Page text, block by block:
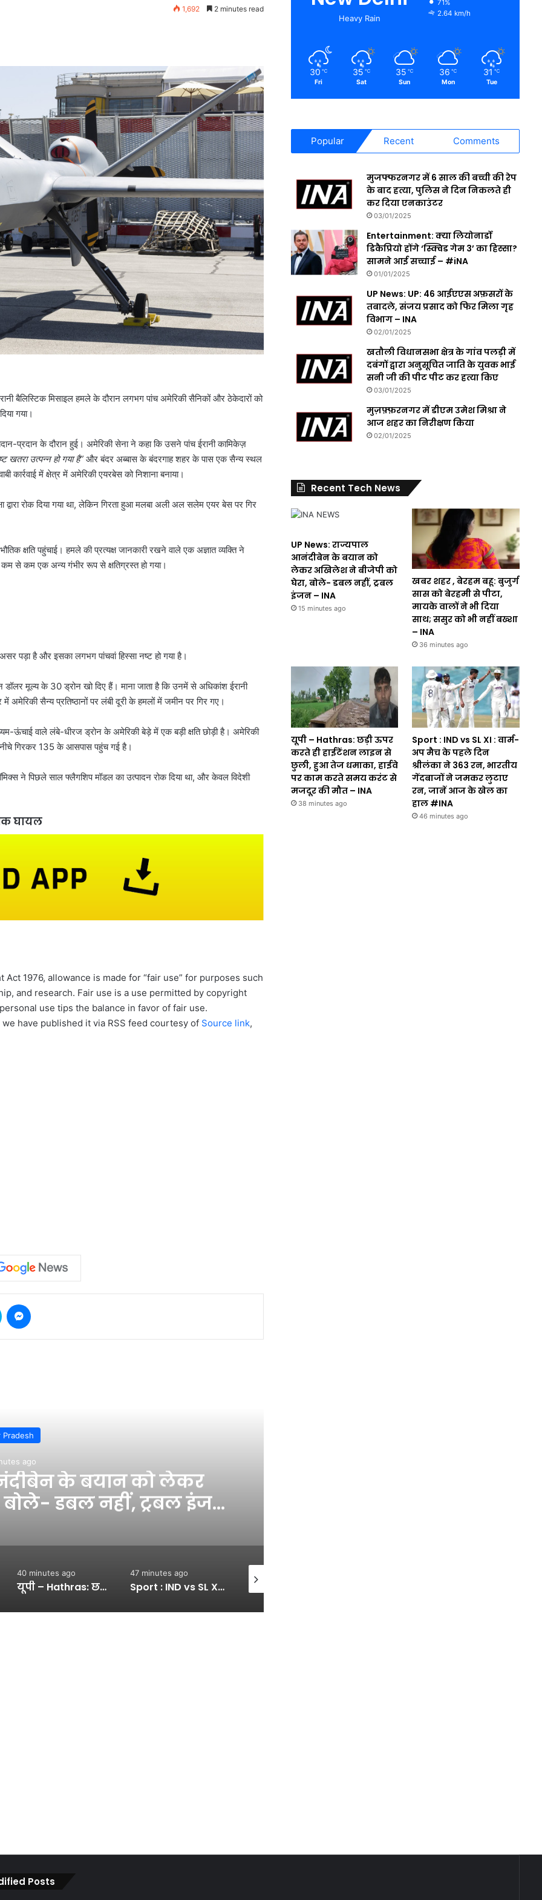
1,692 2 minutes read
बैलिस्टिक मिसाइल हमले के दौरान लगभग पांच अमेरिकी सैनिकों और ठेकेदारों को
गया।
प्रदान के दौरान हुई। अमेरिकी सेना ने कहा कि उसने पांच ईरानी कामिकेज़
उत्पन्न हो गया है” और बंदर अब्बास के बंदरगाह शहर के पास एक सैन्य स्थल
कार्रवाई में क्षेत्र में अमेरिकी एयरबेस को निशाना बनाया।
द्वारा रोक दिया गया था, लेकिन गिरता हुआ मलबा अली अल सलेम एयर बेस पर गिर
क्षति पहुंचाई। हमले की प्रत्यक्ष जानकारी रखने वाले एक अज्ञात व्यक्ति ने
से कम एक अन्य गंभीर रूप से क्षतिग्रस्त हो गया।
पड़ा है और इसका लगभग पांचवां हिस्सा नष्ट हो गया है।
मूल्य के 30 ड्रोन खो दिए हैं। माना जाता है कि उनमें से अधिकांश ईरानी
अमेरिकी सैन्य प्रतिष्ठानों पर लंबी दूरी के हमलों में जमीन पर गिर गए।
ऊंचाई वाले लंबे-धीरज ड्रोन के अमेरिकी बेड़े में एक बड़ी क्षति छोड़ी है। अमेरिकी
नीचे गिरकर 135 के आसपास पहुंच गई है।
ने पिछले साल फ्लैगशिप मॉडल का उत्पादन रोक दिया था, और केवल विदेशी
घायल
1976, allowance is made for “fair use” for purposes such
and research. Fair use is a use permitted by copyright
use tips the balance in favor of fair use.
we have published it via RSS feed courtesy of Source link,
Pradesh
ago
के बयान को लेकर
डबल नहीं, ट्रबल इंजन
40 minutes ago
यूपी – Hathras: छड़ी ऊपर करते ही हाईटेंशन लाइन से छुली, हुआ तेज धमाका, हाईवे पर काम करते समय करंट से मजदूर की मौत – INA
47 minutes ago
Sport : IND vs SL XI : वार्म-अप मैच के पहले दिन श्रीलंका ने 363 रन, भारतीय गेंदबाजों ने जमकर लुटाए रन, जानें आज के खेल का हाल #INA
Heavy Rain
71%
2.64 km/h
30 ℃
Fri
35 ℃
Sat
35 ℃
Sun
36 ℃
Mon
31 ℃
Tue
Popular Recent Comments
मुजफ्फरनगर में 6 साल की बच्ची की रेप
के बाद हत्या, पुलिस ने दिन निकलते ही
कर दिया एनकाउंटर
03/01/2025
Entertainment: क्या लियोनार्डो
डिकैप्रियो होंगे ‘स्क्विड गेम 3’ का हिस्सा?
सामने आई सच्चाई – #iNA
01/01/2025
UP News: UP: 46 आईएएस अफ़सरों के
तबादले, संजय प्रसाद को फिर मिला गृह
विभाग – INA
02/01/2025
खतौली विधानसभा क्षेत्र के गांव पलड़ी में
दबंगों द्वारा अनुसूचित जाति के युवक भाई
सनी जी की पीट पीट कर हत्या किए
03/01/2025
मुज़फ़्फ़रनगर में डीएम उमेश मिश्रा ने
आज शहर का निरीक्षण किया
02/01/2025
Recent Tech News
UP News: राज्यपाल
आनंदीबेन के बयान को
लेकर अखिलेश ने बीजेपी को
घेरा, बोले- डबल नहीं, ट्रबल
इंजन – INA
15 minutes ago
खबर शहर , बेरहम बहू: बुजुर्ग
सास को बेरहमी से पीटा,
मायके वालों ने भी दिया
साथ; ससुर को भी नहीं बख्शा
– INA
36 minutes ago
यूपी – Hathras: छड़ी ऊपर
करते ही हाईटेंशन लाइन से
छुली, हुआ तेज धमाका, हाईवे
पर काम करते समय करंट से
मजदूर की मौत – INA
38 minutes ago
Sport : IND vs SL XI : वार्म-
अप मैच के पहले दिन
श्रीलंका ने 363 रन, भारतीय
गेंदबाजों ने जमकर लुटाए
रन, जानें आज के खेल का
हाल #INA
46 minutes ago
Posts